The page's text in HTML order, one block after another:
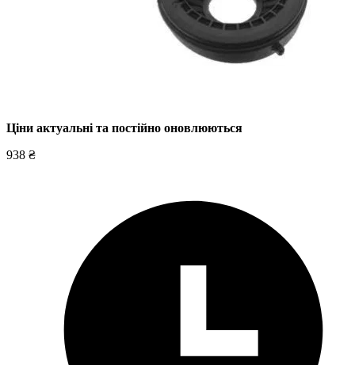
Ціни актуальні та постійно оновлюються
938 ₴